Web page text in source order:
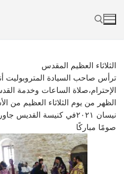
الثلاثاء العظيم المقدس
ترأس صاحب السيادة المتروبوليت
الإحترام،صلاة الساعات وخدمة
نيسان ٢٠٢١في كنيسة القديس جاورجيوس في كفرزبد .
صومًا مباركًا